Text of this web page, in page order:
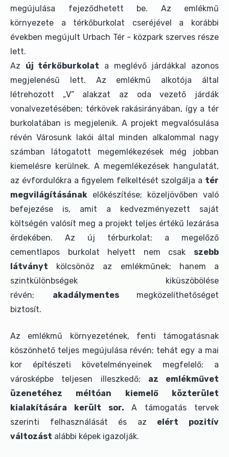
megújulása fejeződhetett be. Az emlékmű
környezete a térkőburkolat cseréjével a korábbi
években megújult Urbach Tér - közpark szerves része
lett.
Az új térkőburkolat a meglévő járdákkal azonos
megjelenésű lett. Az emlékmű alkotója által
létrehozott „V” alakzat az oda vezető járdák
vonalvezetésében; térkövek rakásirányában, így a tér
burkolatában is megjelenik. A projekt megvalósulása
révén Városunk lakói által minden alkalommal nagy
számban látogatott megemlékezések még jobban
kiemelésre kerülnek. A megemlékezések hangulatát,
az évfordulókra a figyelem felkeltését szolgálja a tér
megvilágításának előkészítése; közeljövőben való
befejezése is, amit a kedvezményezett saját
költségén valósít meg a projekt teljes értékű lezárása
érdekében. Az új térburkolat; a megelőző
cementlapos burkolat helyett nem csak szebb
látványt kölcsönöz az emlékműnek; hanem a
szintkülönbségek kiküszöbölése
révén; akadálymentes megközelíthetőséget
biztosít.
Az emlékmű környezetének, fenti támogatásnak
köszönhető teljes megújulása révén; tehát egy a mai
kor építészeti követelményeinek megfelelő; a
városképbe teljesen illeszkedő; az emlékművet
üzenetéhez méltóan kiemelő közterület
kialakítására került sor. A támogatás tervek
szerinti felhasználását és az elért pozitív
változást alábbi képek igazolják.